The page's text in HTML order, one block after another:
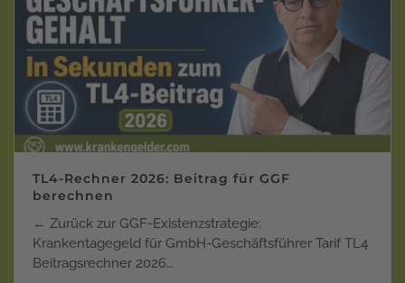
TL4-Rechner 2026: Beitrag für GGF
berechnen
← Zurück zur GGF-Existenzstrategie:
Krankentagegeld für GmbH-Geschäftsführer Tarif TL4
Beitragsrechner 2026…